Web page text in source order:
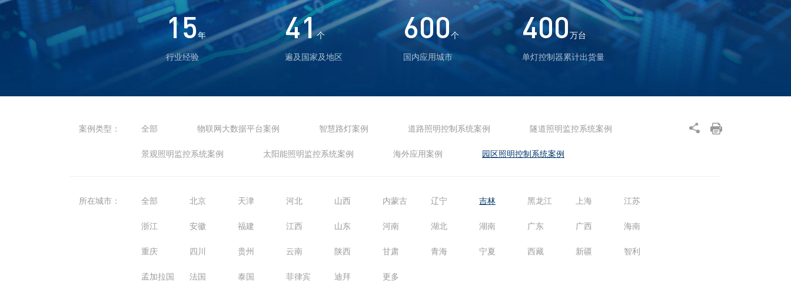
15年
行业经验
41个
遍及国家及地区
600个
国内应用城市
400万台
单灯控制器累计出货量
案例类型： 全部 物联网大数据平台案例 智慧路灯案例 道路照明控制系统案例 隧道照明监控系统案例
景观照明监控系统案例 太阳能照明监控系统案例 海外应用案例 园区照明控制系统案例
所在城市： 全部 北京 天津 河北 山西 内蒙古 辽宁 吉林 黑龙江 上海 江苏
浙江 安徽 福建 江西 山东 河南 湖北 湖南 广东 广西 海南
重庆 四川 贵州 云南 陕西 甘肃 青海 宁夏 西藏 新疆 智利
孟加拉国 法国 泰国 菲律宾 迪拜 更多